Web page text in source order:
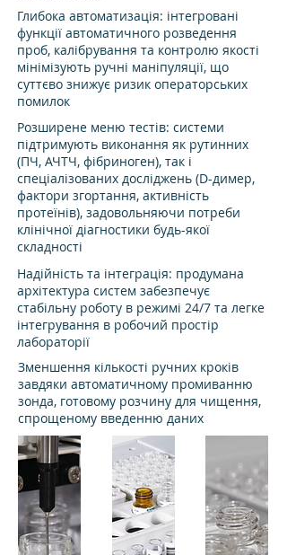
Глибока автоматизація: інтегровані
функції автоматичного розведення
проб, калібрування та контролю якості
мінімізують ручні маніпуляції, що
суттєво знижує ризик операторських
помилок
Розширене меню тестів: системи
підтримують виконання як рутинних
(ПЧ, АЧТЧ, фібриноген), так і
спеціалізованих досліджень (D-димер,
фактори згортання, активність
протеїнів), задовольняючи потреби
клінічної діагностики будь-якої
складності
Надійність та інтеграція: продумана
архітектура систем забезпечує
стабільну роботу в режимі 24/7 та легке
інтегрування в робочий простір
лабораторії
Зменшення кількості ручних кроків
завдяки автоматичному промиванню
зонда, готовому розчину для чищення,
спрощеному введенню даних